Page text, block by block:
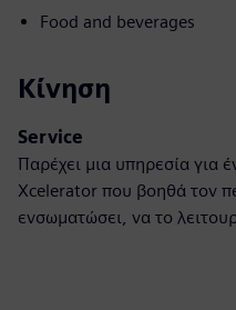
Food and beverages
Κίνηση
Service
Παρέχει μια υπηρεσία για
Xcelerator που βοηθά τον
ενσωματώσει, να το